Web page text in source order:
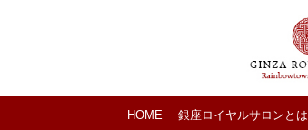
HOME 銀座ロイヤルサロンとは